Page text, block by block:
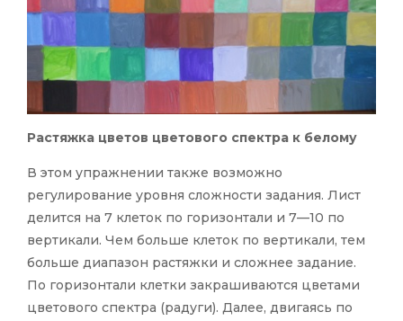
Растяжка цветов цветового спектра к белому
В этом упражнении также возможно
регулирование уровня сложности задания. Лист
делится на 7 клеток по горизонтали и 7—10 по
вертикали. Чем больше клеток по вертикали, тем
больше диапазон растяжки и сложнее задание.
По горизонтали клетки закрашиваются цветами
цветового спектра (радуги). Далее, двигаясь по